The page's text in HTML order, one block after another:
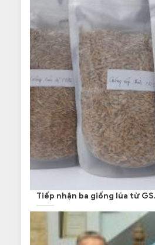
Tiếp nhận ba giống lúa từ